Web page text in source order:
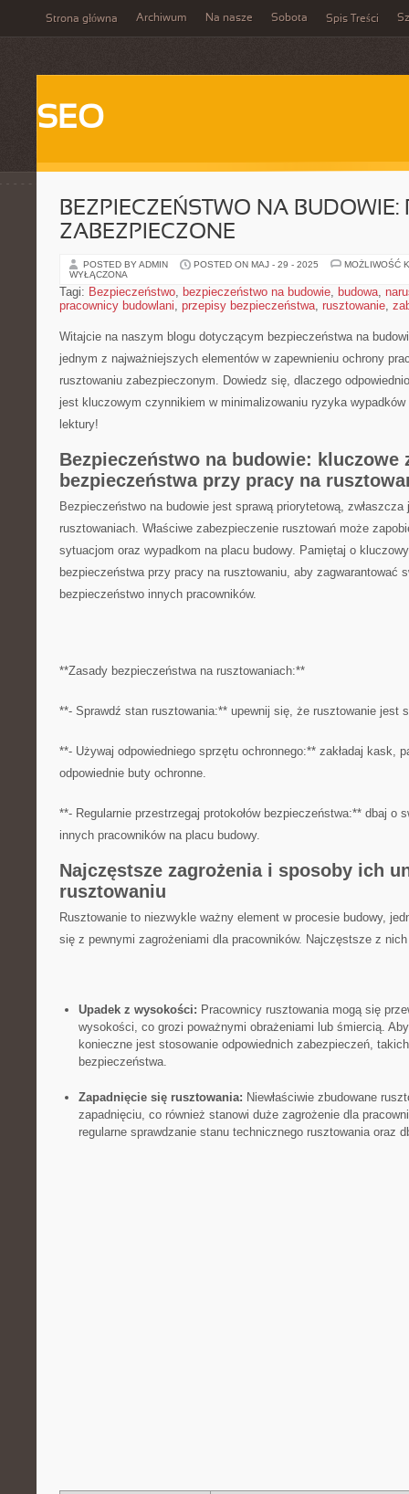
Strona główna Archiwum Na nasze Sobota Spis Treści
SEO
BEZPIECZEŃSTWO NA BUDOWIE:
ZABEZPIECZONE
POSTED BY ADMIN POSTED ON MAJ - 29 - 2025
MOŻLIWOŚĆ
WYŁĄCZONA
Tagi: Bezpieczeństwo, bezpieczeństwo na budowie, budowa,
pracownicy budowlani, przepisy bezpieczeństwa, rusztowanie,
Witajcie na naszym ​blogu dotyczącym bezpieczeństwa na
‌jednym z najważniejszych elementów⁣ w zapewnieniu ochrony
rusztowaniu zabezpieczonym. Dowiedz ​się, dlaczego
⁤jest kluczowym czynnikiem w minimalizowaniu ryzyka
lektury!
Bezpieczeństwo na budowie: kluczowe
bezpieczeństwa przy pracy na
Bezpieczeństwo na ⁣budowie jest‍ sprawą priorytetową,
rusztowaniach. Właściwe‌ zabezpieczenie⁣ rusztowań może
sytuacjom oraz wypadkom na placu⁣ budowy. Pamiętaj o
bezpieczeństwa przy pracy na rusztowaniu, aby zagwarantować
bezpieczeństwo innych pracowników.
**Zasady ⁣bezpieczeństwa na rusztowaniach:**
**- Sprawdź stan rusztowania:** upewnij się, że rusztowanie jest
**- Używaj odpowiedniego sprzętu⁣ ochronnego:** zakładaj kask,‌
odpowiednie ⁣buty ochronne.
**- Regularnie przestrzegaj ⁤protokołów bezpieczeństwa:** dbaj o
innych pracowników na placu budowy.
Najczęstsze zagrożenia i sposoby ich
rusztowaniu
Rusztowanie to⁢ niezwykle ważny element w procesie budowy,
się ⁤z⁢ pewnymi zagrożeniami dla ⁣pracowników. Najczęstsze z
Upadek z ‌wysokości: Pracownicy rusztowania mogą się
⁢wysokości, co grozi poważnymi obrażeniami lub śmiercią.
konieczne jest stosowanie odpowiednich ⁤zabezpieczeń,
bezpieczeństwa.
Zapadnięcie się rusztowania: Niewłaściwie zbudowane​
zapadnięciu, co również ‍stanowi duże zagrożenie dla
regularne sprawdzanie stanu ‌technicznego rusztowania oraz